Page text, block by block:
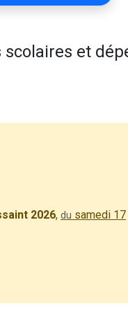
scolaires et
2026, du samedi 17